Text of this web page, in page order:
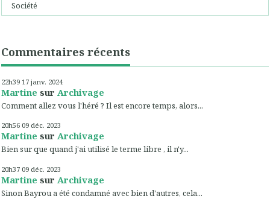
Société
Commentaires récents
22h39 17 janv. 2024
Martine sur Archivage
Comment allez vous l'héré ? Il est encore temps, alors...
20h56 09 déc. 2023
Martine sur Archivage
Bien sur que quand j'ai utilisé le terme libre , il n'y...
20h37 09 déc. 2023
Martine sur Archivage
Sinon Bayrou a été condamné avec bien d'autres, cela...